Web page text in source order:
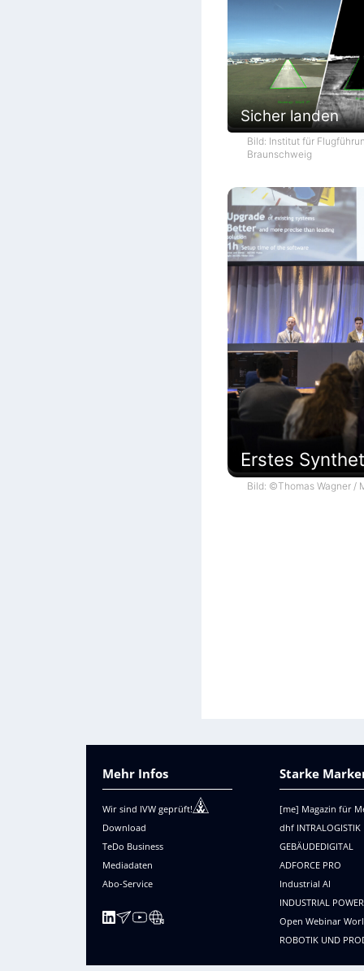
Sicher landen
Bild: Institut für
Braunschweig
Erstes
Bild: ©Thomas Wagner /
Mehr Infos
Wir sind IVW geprüft!
Download
TeDo Business
Mediadaten
Abo-Service
Starke
[me] Magazin für
dhf INTRALOGISTIK
GEBÄUDEDIGITAL
ADFORCE PRO
Industrial AI
INDUSTRIAL POWER
Open Webinar
ROBOTIK UND